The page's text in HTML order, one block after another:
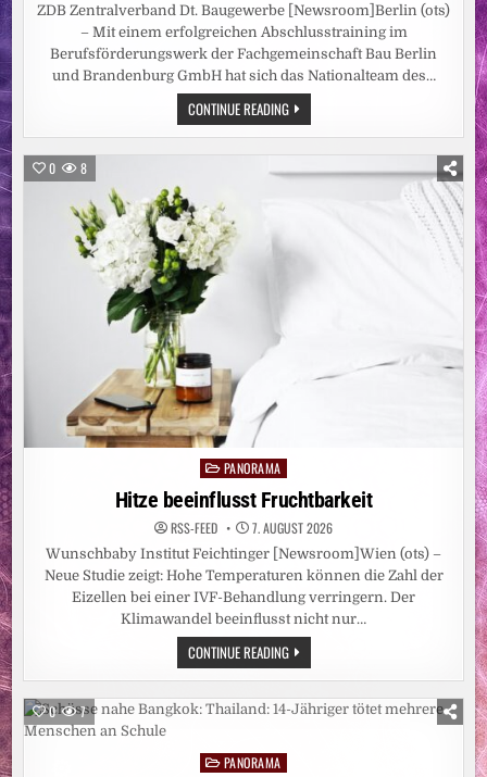
ZDB Zentralverband Dt. Baugewerbe [Newsroom]Berlin (ots)
– Mit einem erfolgreichen Abschlusstraining im
Berufsförderungswerk der Fachgemeinschaft Bau Berlin
und Brandenburg GmbH hat sich das Nationalteam des…
CONTINUE READINGABSCHLUSSTRAINING
ERFOLGREICH
ABSOLVIERT:
BEREIT
0 8
Posted
in
PANORAMA
Hitze beeinflusst Fruchtbarkeit
RSS-FEED 7. AUGUST 2026
Wunschbaby Institut Feichtinger [Newsroom]Wien (ots) –
Neue Studie zeigt: Hohe Temperaturen können die Zahl der
Eizellen bei einer IVF-Behandlung verringern. Der
Klimawandel beeinflusst nicht nur…
CONTINUE READINGHITZE
BEEINFLUSST
FRUCHTBARKEIT
0 7
PostedPANORAMA